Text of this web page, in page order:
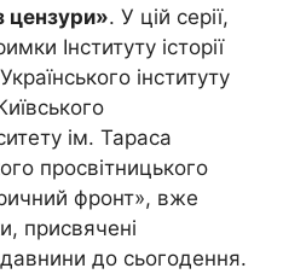
цензури». У цій серії,
Інституту історії
інституту
ім. Тараса
просвітницького
фронт», вже
присвячені
давнини до сьогодення.